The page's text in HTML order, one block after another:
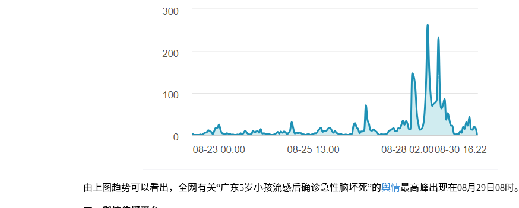
由上图趋势可以看出，全网有关“广东5岁小孩流感后确诊急性脑坏死”的舆情最高峰出现在08月29日08时。